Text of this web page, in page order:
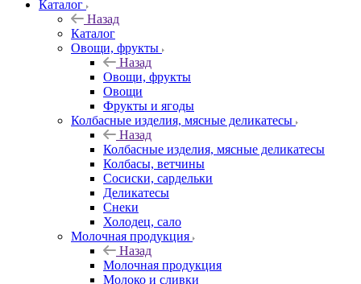
Каталог
Назад
Каталог
Овощи, фрукты
Назад
Овощи, фрукты
Овощи
Фрукты и ягоды
Колбасные изделия, мясные деликатесы
Назад
Колбасные изделия, мясные деликатесы
Колбасы, ветчины
Сосиски, сардельки
Деликатесы
Снеки
Холодец, сало
Молочная продукция
Назад
Молочная продукция
Молоко и сливки